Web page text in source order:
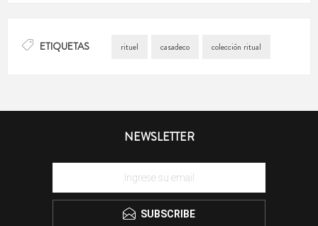
ETIQUETAS rituel casadeco colección ritual
NEWSLETTER
SUBSCRIBE